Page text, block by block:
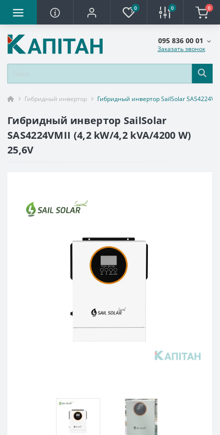
0 0 0
095 836 00 01
Заказать звонок
Гибридный инвертор Гибридный инвертор SailSolar
Гибридный инвертор SailSolar
SAS4224VMII (4,2 kW/4,2 kVA/4200 W)
25,6V